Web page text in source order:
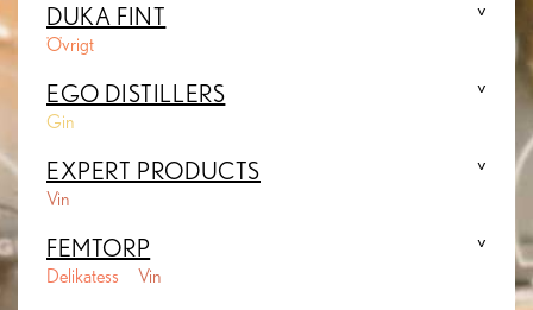
DUKA FINT
Övrigt
EGO DISTILLERS
Gin
EXPERT PRODUCTS
Vin
FEMTORP
Delikatess Vin